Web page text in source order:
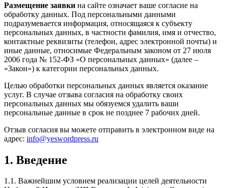
Размещение заявки на сайте означает ваше согласие на
обработку данных. Под персональными данными
подразумевается информация, относящаяся к субъекту
персональных данных, в частности фамилия, имя и отчество,
контактные реквизиты (телефон, адрес электронной почты) и
иные данные, относимые Федеральным законом от 27 июля
2006 года № 152-ФЗ «О персональных данных» (далее –
«Закон») к категории персональных данных.
Целью обработки персональных данных является оказание
услуг. В случае отзыва согласия на обработку своих
персональных данных мы обязуемся удалить ваши
персональные данные в срок не позднее 7 рабочих дней.
Отзыв согласия вы можете отправить в электронном виде на
адрес: info@yeswordpress.ru
1. Введение
1.1. Важнейшим условием реализации целей деятельности